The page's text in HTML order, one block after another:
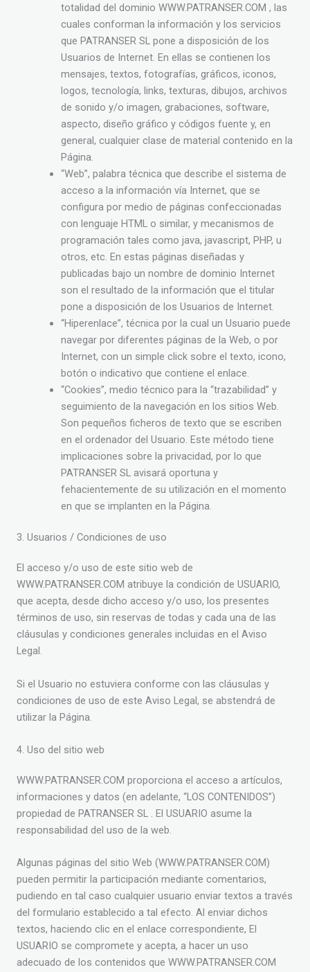
totalidad del dominio WWW.PATRANSER.COM , las
cuales conforman la información y los servicios
que PATRANSER SL pone a disposición de los
Usuarios de Internet. En ellas se contienen los
mensajes, textos, fotografías, gráficos, iconos,
logos, tecnología, links, texturas, dibujos, archivos
de sonido y/o imagen, grabaciones, software,
aspecto, diseño gráfico y códigos fuente y, en
general, cualquier clase de material contenido en la
Página.
“Web”, palabra técnica que describe el sistema de
acceso a la información vía Internet, que se
configura por medio de páginas confeccionadas
con lenguaje HTML o similar, y mecanismos de
programación tales como java, javascript, PHP, u
otros, etc. En estas páginas diseñadas y
publicadas bajo un nombre de dominio Internet
son el resultado de la información que el titular
pone a disposición de los Usuarios de Internet.
“Hiperenlace”, técnica por la cual un Usuario puede
navegar por diferentes páginas de la Web, o por
Internet, con un simple click sobre el texto, icono,
botón o indicativo que contiene el enlace.
“Cookies”, medio técnico para la “trazabilidad” y
seguimiento de la navegación en los sitios Web.
Son pequeños ficheros de texto que se escriben
en el ordenador del Usuario. Este método tiene
implicaciones sobre la privacidad, por lo que
PATRANSER SL avisará oportuna y
fehacientemente de su utilización en el momento
en que se implanten en la Página.
3. Usuarios / Condiciones de uso
El acceso y/o uso de este sitio web de
WWW.PATRANSER.COM atribuye la condición de USUARIO,
que acepta, desde dicho acceso y/o uso, los presentes
términos de uso, sin reservas de todas y cada una de las
cláusulas y condiciones generales incluidas en el Aviso
Legal.
Si el Usuario no estuviera conforme con las cláusulas y
condiciones de uso de este Aviso Legal, se abstendrá de
utilizar la Página.
4. Uso del sitio web
WWW.PATRANSER.COM proporciona el acceso a artículos,
informaciones y datos (en adelante, “LOS CONTENIDOS”)
propiedad de PATRANSER SL . El USUARIO asume la
responsabilidad del uso de la web.
Algunas páginas del sitio Web (WWW.PATRANSER.COM)
pueden permitir la participación mediante comentarios,
pudiendo en tal caso cualquier usuario enviar textos a través
del formulario establecido a tal efecto. Al enviar dichos
textos, haciendo clic en el enlace correspondiente, El
USUARIO se compromete y acepta, a hacer un uso
adecuado de los contenidos que WWW.PATRANSER.COM